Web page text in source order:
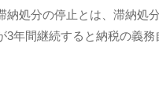
納処分の停止とは、滞納処
3年間継続すると納税の義務